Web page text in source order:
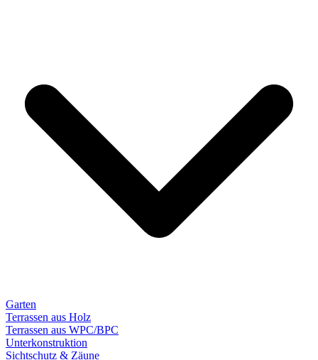
Garten
Terrassen aus Holz
Terrassen aus WPC/BPC
Unterkonstruktion
Sichtschutz & Zäune